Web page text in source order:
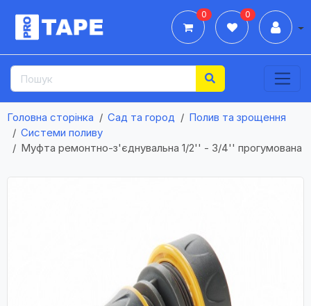
0 0
Головна сторінка Сад та город
Полив та зрощення
Системи поливу
Муфта ремонтно-з'єднувальна 1/2'' - 3/4'' прогумована